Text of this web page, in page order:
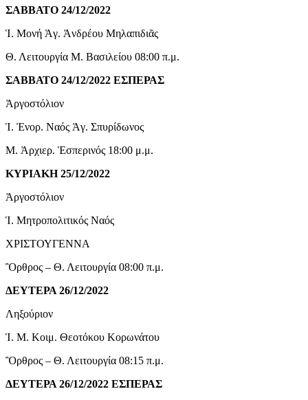
ΣΑΒΒΑΤΟ 24/12/2022
Ἱ. Μονή Ἁγ. Ἀνδρέου Μηλαπιδιᾶς
Θ. Λειτουργία Μ. Βασιλείου 08:00 π.μ.
ΣΑΒΒΑΤΟ 24/12/2022 ΕΣΠΕΡΑΣ
Ἀργοστόλιον
Ἱ. Ἐνορ. Ναός Ἁγ. Σπυρίδωνος
Μ. Ἀρχιερ. Ἑσπερινός 18:00 μ.μ.
ΚΥΡΙΑΚΗ 25/12/2022
Ἀργοστόλιον
Ἱ. Μητροπολιτικός Ναός
ΧΡΙΣΤΟΥΓΕΝΝΑ
Ὂρθρος – Θ. Λειτουργία 08:00 π.μ.
ΔΕΥΤΕΡΑ 26/12/2022
Ληξούριον
Ἱ. Μ. Κοιμ. Θεοτόκου Κορωνάτου
Ὂρθρος – Θ. Λειτουργία 08:15 π.μ.
ΔΕΥΤΕΡΑ 26/12/2022 ΕΣΠΕΡΑΣ